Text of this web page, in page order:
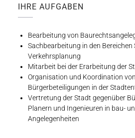
IHRE AUFGABEN
Bearbeitung von
Sachbearbeitung in den Bereichen
Verkehrsplanung
Mitarbeit bei der Erarbeitung der
Organisation und Koordination
Bürgerbeteiligungen in der
Vertretung der Stadt gegenüber
Planern und Ingenieuren in bau-
Angelegenheiten